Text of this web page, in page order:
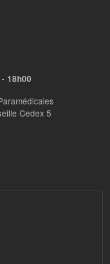
18h00
Cedex 5